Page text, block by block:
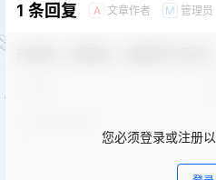
1 条回复 A 文章作者 M 管理员
您必须登录或注册